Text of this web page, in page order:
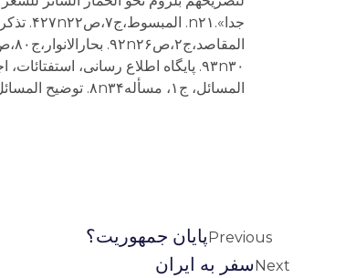
Previous پایان جمهوریت؟
Next سفر به ایران